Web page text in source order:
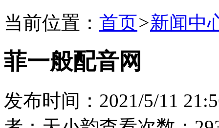
当前位置： 首页>新闻中
菲一般配音网
发布时间：2021/5/11